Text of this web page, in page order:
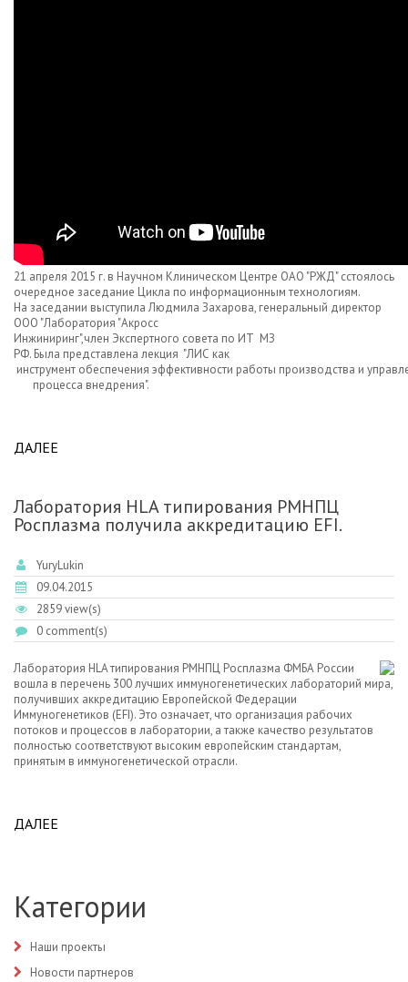
21 апреля 2015 г. в Научном Клиническом Центре ОАО "РЖД" сстоялось
очередное заседание Цикла по информационным технологиям.
На заседании выступила Людмила Захарова, генеральный директор
ООО "Лаборатория "Акросс
Инжиниринг",член Экспертного совета по ИТ МЗ
РФ. Была представлена лекция "ЛИС как
инструмент обеспечения эффективности работы производства и
процесса внедрения".
ДАЛЕЕ
Лаборатория HLA типирования РМНПЦ
Росплазма получила аккредитацию EFI.
YuryLukin
09.04.2015
2859 view(s)
0 comment(s)
Лаборатория HLA типирования РМНПЦ Росплазма ФМБА России
вошла в перечень 300 лучших иммуногенетических лабораторий мира,
получивших аккредитацию Европейской Федерации
Иммуногенетиков (EFI). Это означает, что организация рабочих
потоков и процессов в лаборатории, а также качество результатов
полностью соответствуют высоким европейским стандартам,
принятым в иммуногенетической отрасли.
ДАЛЕЕ
Категории
Наши проекты
Новости партнеров